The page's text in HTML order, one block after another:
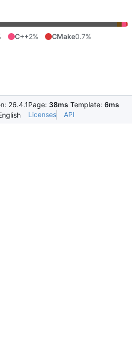
C++2% CMake0.7%
26.4.1Page: 38ms Template: 6ms
Licenses API